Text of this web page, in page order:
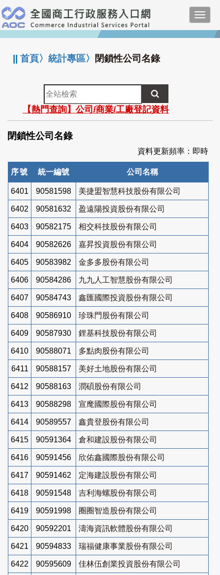
跳
到
主
要
:::
||首頁〉統計專區〉 閉鎖性公司名錄
全
站
檢
索
【熱門查詢】公司/商業/工廠登記資料
閉鎖性公司名錄
資料更新頻率：即時
序號 統一編號 公司名稱
6401 90581598 美捷盟智慧科技股份有限公司
6402 90581632 盈遠陽投資股份有限公司
6403 90582175 相交科技股份有限公司
6404 90582626 嘉昇投資股份有限公司
6405 90583982 金多多股份有限公司
6406 90584286 九九人工智慧股份有限公司
6407 90584743 鑫匯國際投資股份有限公司
6408 90586910 珍珠門股份有限公司
6409 90587930 鋰基科技股份有限公司
6410 90588071 多點肉股份有限公司
6411 90588157 美好土地股份有限公司
6412 90588163 潤碩股份有限公司
6413 90588298 宣麾國際股份有限公司
6414 90589557 鑫貴登股份有限公司
6415 90591364 倉和建設股份有限公司
6416 90591456 欣佑鑫國際股份有限公司
6417 90591462 定海建設股份有限公司
6418 90591548 吉利海螺股份有限公司
6419 90591998 圈圈智造股份有限公司
6420 90592201 濤海資訊軟體股份有限公司
6421 90594833 瑞福健康事業股份有限公司
6422 90595609 佳林伍創業投資股份有限公司